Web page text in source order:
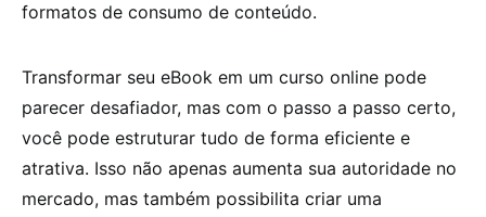
formatos de consumo de conteúdo.
Transformar seu eBook em um curso online pode
parecer desafiador, mas com o passo a passo certo,
você pode estruturar tudo de forma eficiente e
atrativa. Isso não apenas aumenta sua autoridade no
mercado, mas também possibilita criar uma